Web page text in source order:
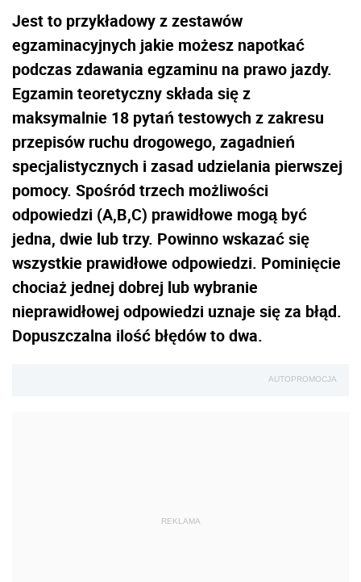
Jest to przykładowy z zestawów
egzaminacyjnych jakie możesz napotkać
podczas zdawania egzaminu na prawo jazdy.
Egzamin teoretyczny składa się z
maksymalnie 18 pytań testowych z zakresu
przepisów ruchu drogowego, zagadnień
specjalistycznych i zasad udzielania pierwszej
pomocy. Spośród trzech możliwości
odpowiedzi (A,B,C) prawidłowe mogą być
jedna, dwie lub trzy. Powinno wskazać się
wszystkie prawidłowe odpowiedzi. Pominięcie
chociaż jednej dobrej lub wybranie
nieprawidłowej odpowiedzi uznaje się za błąd.
Dopuszczalna ilość błędów to dwa.
AUTOPROMOCJA
REKLAMA